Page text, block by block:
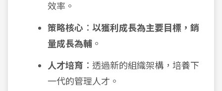
效率。
策略核心 ： 以獲利成長為主要目標，銷
量成長為輔 。
人才培育 ：透過新的組織架構，培養下
一代的管理人才。